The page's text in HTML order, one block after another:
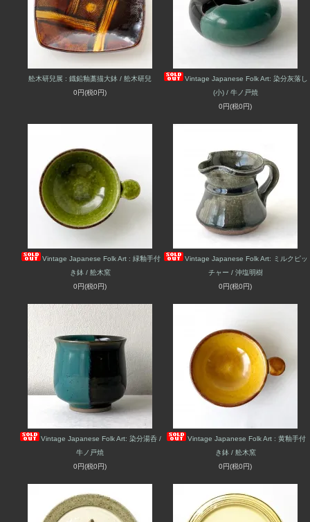
舩木研兒展 : 鐡鉛釉藁描大鉢 / 舩木研兒
0円(税0円)
Vintage Japanese Folk Art: 染分灰落し
(小) / 牛ノ戸焼
0円(税0円)
Vintage Japanese Folk Art : 緑釉手付
き鉢 / 舩木窯
0円(税0円)
Vintage Japanese Folk Art: ミルクピッ
チャー / 沖塩明樹
0円(税0円)
Vintage Japanese Folk Art: 染分湯呑 /
牛ノ戸焼
0円(税0円)
Vintage Japanese Folk Art : 黄釉手付
き鉢 / 舩木窯
0円(税0円)